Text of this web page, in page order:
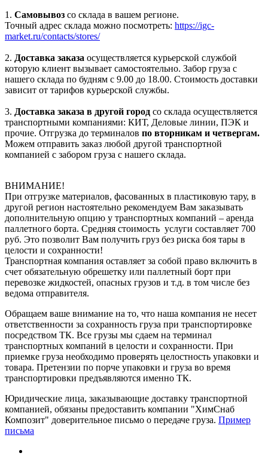
1. Самовывоз со склада в вашем регионе.
Точный адрес склада можно посмотреть: https://igc-
market.ru/contacts/stores/
2. Доставка заказа осуществляется курьерской службой
которую клиент вызывает самостоятельно. Забор груза с
нашего склада по будням с 9.00 до 18.00. Стоимость доставки
зависит от тарифов курьерской службы.
3. Доставка заказа в другой город со склада осуществляется
транспортными компаниями: КИТ, Деловые линии, ПЭК и
прочие. Отгрузка до терминалов по вторникам и четвергам.
Можем отправить заказ любой другой транспортной
компанией с забором груза с нашего склада.
ВНИМАНИЕ!
При отгрузке материалов, фасованных в пластиковую тару, в
другой регион настоятельно рекомендуем Вам заказывать
дополнительную опцию у транспортных компаний – аренда
паллетного борта. Средняя стоимость услуги составляет 700
руб. Это позволит Вам получить груз без риска боя тары в
целости и сохранности!
Транспортная компания оставляет за собой право включить в
счет обязательную обрешетку или паллетный борт при
перевозке жидкостей, опасных грузов и т.д. в том числе без
ведома отправителя.
Обращаем ваше внимание на то, что наша компания не несет
ответственности за сохранность груза при транспортировке
посредством ТК. Все грузы мы сдаем на терминал
транспортных компаний в целости и сохранности. При
приемке груза необходимо проверять целостность упаковки и
товара. Претензии по порче упаковки и груза во время
транспортировки предъявляются именно ТК.
Юридические лица, заказывающие доставку транспортной
компанией, обязаны предоставить компании "ХимСнаб
Композит" доверительное письмо о передаче груза. Пример
письма